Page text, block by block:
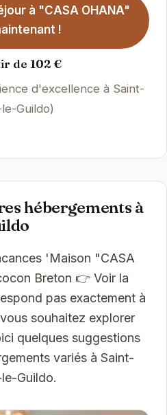
à "CASA OHANA"
!
de 102 €
d'excellence à Saint-
Guildo)
hébergements à
'Maison "CASA
Breton 👉 Voir la
pas exactement à
souhaitez explorer
quelques suggestions
variés à Saint-
Guildo.